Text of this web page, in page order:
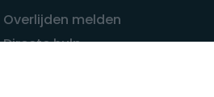
Overlijden melden
Directe hulp